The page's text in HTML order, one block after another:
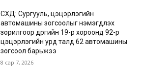
СХД: Сургууль, цэцэрлэгийн
автомашины зогсоолыг нэмэгдүүлэх
зорилгоор дүүргийн 19-р хороонд 92-р
цэцэрлэгийн урд талд 62 автомашины
зогсоол барьжээ
8 сар 7, 2026